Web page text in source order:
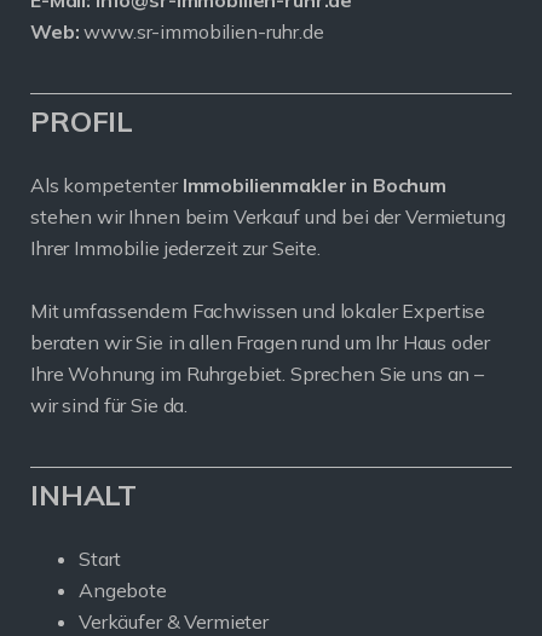
Web: www.sr-immobilien-ruhr.de
PROFIL
Als kompetenter Immobilienmakler in Bochum
stehen wir Ihnen beim Verkauf und bei der Vermietung
Ihrer Immobilie jederzeit zur Seite.
Mit umfassendem Fachwissen und lokaler Expertise
beraten wir Sie in allen Fragen rund um Ihr Haus oder
Ihre Wohnung im Ruhrgebiet. Sprechen Sie uns an –
wir sind für Sie da.
INHALT
Start
Angebote
Verkäufer & Vermieter